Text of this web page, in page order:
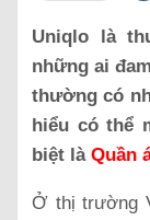
Uniqlo là
những ai
thường có
hiểu có thể
biệt là Quần
Ở thị trường